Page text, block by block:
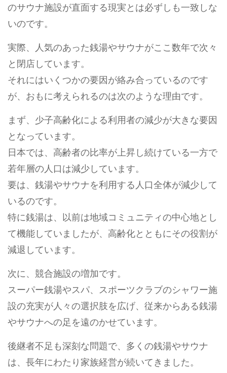
のサウナ施設が直面する現実とは必ずしも一致しな
いのです。
実際、人気のあった銭湯やサウナがここ数年で次々
と閉店しています。
それにはいくつかの要因が絡み合っているのです
が、おもに考えられるのは次のような理由です。
まず、少子高齢化による利用者の減少が大きな要因
となっています。
日本では、高齢者の比率が上昇し続けている一方で
若年層の人口は減少しています。
要は、銭湯やサウナを利用する人口全体が減少して
いるのです。
特に銭湯は、以前は地域コミュニティの中心地とし
て機能していましたが、高齢化とともにその役割が
減退しています。
次に、競合施設の増加です。
スーパー銭湯やスパ、スポーツクラブのシャワー施
設の充実が人々の選択肢を広げ、従来からある銭湯
やサウナへの足を遠のかせています。
後継者不足も深刻な問題で、多くの銭湯やサウナ
は、長年にわたり家族経営が続いてきました。